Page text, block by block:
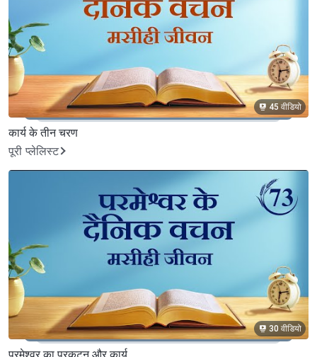
45 वीडियो
कार्य के तीन चरण
पूरी प्लेलिस्ट
30 वीडियो
परमेश्वर का प्रकटन और कार्य